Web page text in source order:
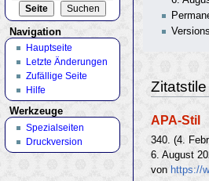
APA-Stil
340. (4.
6. August
von https://
Navigation
Hauptseite
Letzte Änderungen
Zufällige Seite
Hilfe
Werkzeuge
Spezialseiten
Druckversion